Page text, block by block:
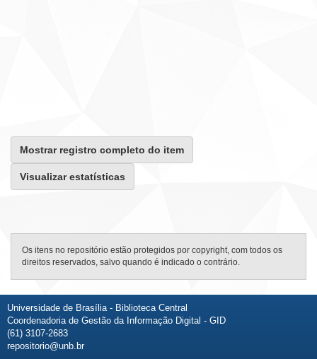
Mostrar registro completo do item
Visualizar estatísticas
Os itens no repositório estão protegidos por copyright, com todos os
direitos reservados, salvo quando é indicado o contrário.
Universidade de Brasília - Biblioteca Central
Coordenadoria de Gestão da Informação Digital - GID
(61) 3107-2683
repositorio@unb.br